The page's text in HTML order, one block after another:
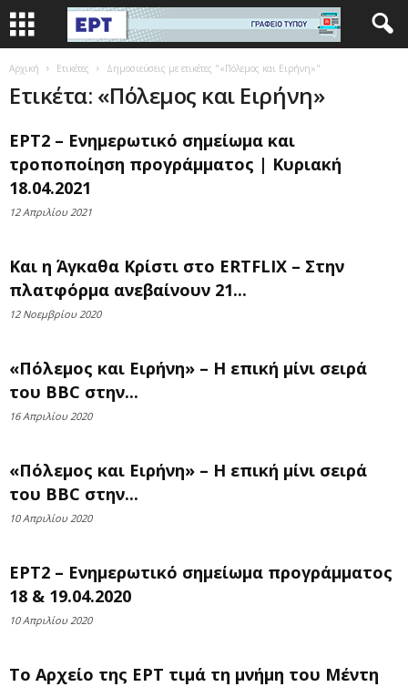
Αρχική Ετικέτες Δημοσιεύσεις με ετικέτες "«Πόλεμος και Ειρήνη»"
Ετικέτα: «Πόλεμος και Ειρήνη»
ΕΡΤ2 – Ενημερωτικό σημείωμα και
τροποποίηση προγράμματος | Κυριακή
18.04.2021
12 Απριλίου 2021
Και η Άγκαθα Κρίστι στο ERTFLIX – Στην
πλατφόρμα ανεβαίνουν 21...
12 Νοεμβρίου 2020
«Πόλεμος και Ειρήνη» – Η επική μίνι σειρά
του BBC στην...
16 Απριλίου 2020
«Πόλεμος και Ειρήνη» – Η επική μίνι σειρά
του BBC στην...
10 Απριλίου 2020
ΕΡΤ2 – Ενημερωτικό σημείωμα προγράμματος
18 & 19.04.2020
10 Απριλίου 2020
Το Αρχείο της ΕΡΤ τιμά τη μνήμη του Μέντη